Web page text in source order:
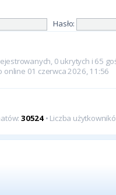
Hasło:
0 ukrytych i 65
online 01 czerwca 2026, 11:56
30524 • Liczba